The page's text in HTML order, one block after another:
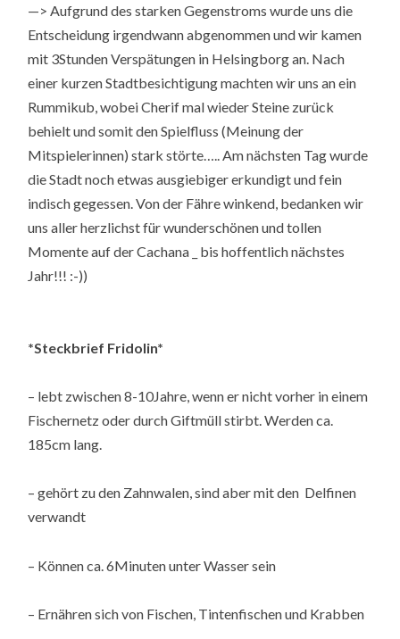
—> Aufgrund des starken Gegenstroms wurde uns die
Entscheidung irgendwann abgenommen und wir kamen
mit 3Stunden Verspätungen in Helsingborg an. Nach
einer kurzen Stadtbesichtigung machten wir uns an ein
Rummikub, wobei Cherif mal wieder Steine zurück
behielt und somit den Spielfluss (Meinung der
Mitspielerinnen) stark störte….. Am nächsten Tag wurde
die Stadt noch etwas ausgiebiger erkundigt und fein
indisch gegessen. Von der Fähre winkend, bedanken wir
uns aller herzlichst für wunderschönen und tollen
Momente auf der Cachana _ bis hoffentlich nächstes
Jahr!!! :-))
*Steckbrief Fridolin*
– lebt zwischen 8-10Jahre, wenn er nicht vorher in einem
Fischernetz oder durch Giftmüll stirbt. Werden ca.
185cm lang.
– gehört zu den Zahnwalen, sind aber mit den Delfinen
verwandt
– Können ca. 6Minuten unter Wasser sein
– Ernähren sich von Fischen, Tintenfischen und Krabben